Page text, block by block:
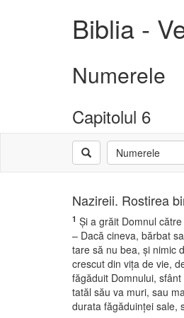
Biblia -
Numerele
Capitolul 6
Numerele
Nazireii. Rostirea
1 Şi a grăit Domnul
– Dacă cineva, bărbat
tare să nu bea, şi nimic
crescut din viţa de vie,
făgăduit Domnului,
tatăl său va muri, sau
durata făgăduinţei sale,